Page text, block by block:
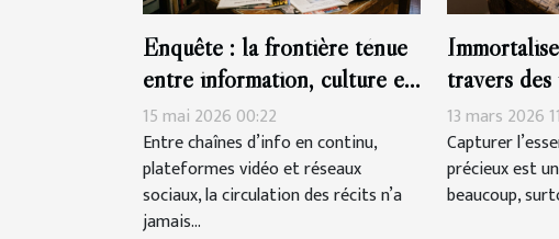
Enquête : la frontière ténue
entre information, culture et
manipulation
15 mai 2026 00:22
Entre chaînes d’info en continu,
plateformes vidéo et réseaux
sociaux, la circulation des récits n’a
jamais...
travers
mesure
13 mars 2026
Capturer
précieux est
beaucoup,